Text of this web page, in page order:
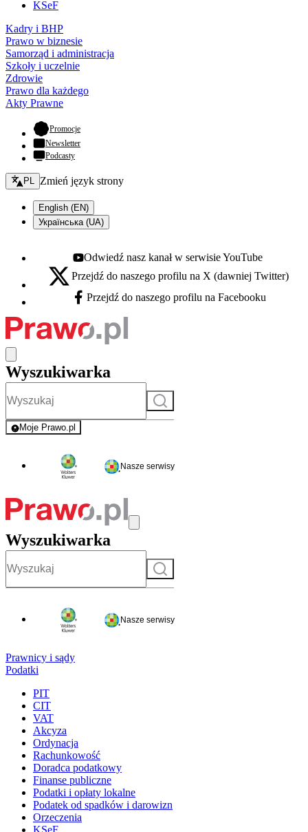
KSeF
Kadry i BHP
Prawo w biznesie
Samorząd i administracja
Szkoły i uczelnie
Zdrowie
Prawo dla każdego
Akty Prawne
Promocje- otwiera się w nowej karcie
Newsletter
Podcasty
Zmień język - bieżący:
PL Zmień język strony
English (EN)
Українська (UA)
Youtube - otwiera się w nowej karcie
Odwiedź nasz kanał w serwisie YouTube
X - otwiera się w nowej karcie
Przejdź do naszego profilu na X (dawniej Twitter)
Facebook - otwiera się w nowej karcie
Przejdź do naszego profilu na Facebooku
Wyszukiwarka
Szukaj
Moje Prawo.pl
- rejestracja i logowanie do serwisu
Nasze serwisy
Wyszukiwarka
Szukaj
Nasze serwisy
Prawnicy i sądy
Podatki
PIT
CIT
VAT
Akcyza
Ordynacja
Rachunkowość
Doradca podatkowy
Finanse publiczne
Podatki i opłaty lokalne
Podatek od spadków i darowizn
Orzeczenia